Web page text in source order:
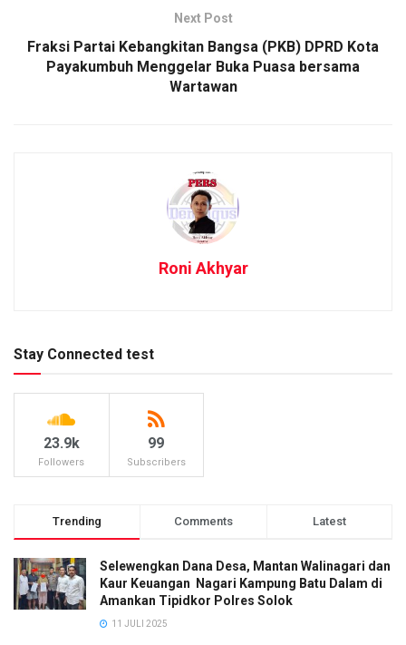
Next Post
Fraksi Partai Kebangkitan Bangsa (PKB) DPRD Kota
Payakumbuh Menggelar Buka Puasa bersama
Wartawan
Roni Akhyar
Stay Connected test
23.9k
Followers
99
Subscribers
Trending Comments Latest
Selewengkan Dana Desa, Mantan Walinagari dan
Kaur Keuangan Nagari Kampung Batu Dalam di
Amankan Tipidkor Polres Solok
11 JULI 2025